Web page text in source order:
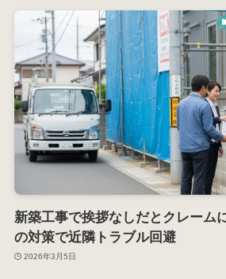
新築工事で挨拶なしだとクレーム
の対策で近隣トラブル回避
2026年3月5日